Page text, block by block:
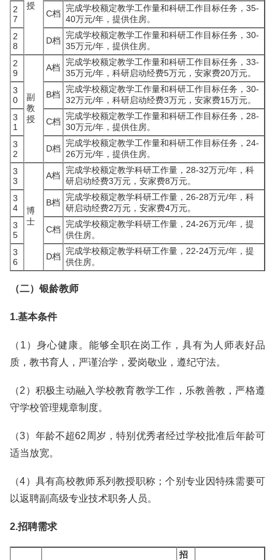
授
2
7
C档
完成学校额定教学工作量和科研工作目标任务，35-
40万元/年，提供住房。
2
8
D档
完成学校额定教学工作量和科研工作目标任务，30-
35万元/年，提供住房。
2
9
副
教
授
A档
完成学校额定教学工作量和科研工作目标任务，33-
35万元/年，科研启动经费5万元，安家费20万元。
3
0
B档
完成学校额定教学工作量和科研工作目标任务，30-
32万元/年，科研启动经费3万元，安家费15万元。
3
1
C档
完成学校额定教学工作量和科研工作目标任务，28-
30万元/年，提供住房。
3
2
D档
完成学校额定教学工作量和科研工作目标任务，24-
26万元/年，提供住房。
3
3
博
士
A档
完成学校额定教学科研工作量，28-32万元/年，科
研启动经费3万元，安家费8万元。
3
4
B档
完成学校额定教学科研工作量，26-28万元/年，科
研启动经费2万元，安家费4万元。
3
5
C档
完成学校额定教学科研工作量，24-26万元/年，提
供住房。
3
6
D档
完成学校额定教学科研工作量，22-24万元/年，提
供住房。
（二）银龄教师
1.基本条件
（1）身心健康。能够全职在岗工作，具有为人师表好品
质，教书育人，严谨治学，爱岗敬业，遵纪守法。
（2）积极主动融入学校教育教学工作，乐教善教，严格遵
守学校管理规章制度。
（3）年龄不超62周岁，特别优秀者经过学校批准后年龄可
适当放宽。
（4）具有高校教师系列教授职称；个别专业因特殊需要可
以返聘副高级专业技术职务人员。
2.招聘需求
招